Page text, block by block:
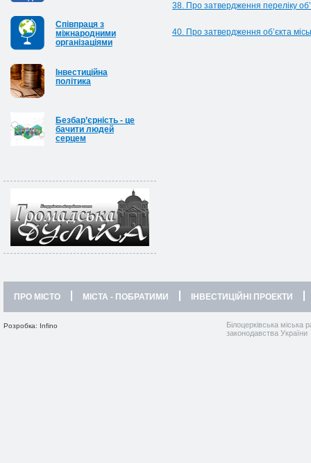
Співпраця з
міжнародними
організаціями
Інвестиційна
політика
Безбар’єрність - це
бачити людей
серцем
38. Про затвердження переліку
40. Про затвердження об’єкта
ПРО МІСТО МІСТА - ПОБРАТИМИ ІНВЕСТИЦІЙНІ ПРОЕКТИ
Розробка: Infino
Білоцерківська міська
законодавства України